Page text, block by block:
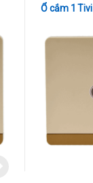
Ổ cắm 1 Tivi